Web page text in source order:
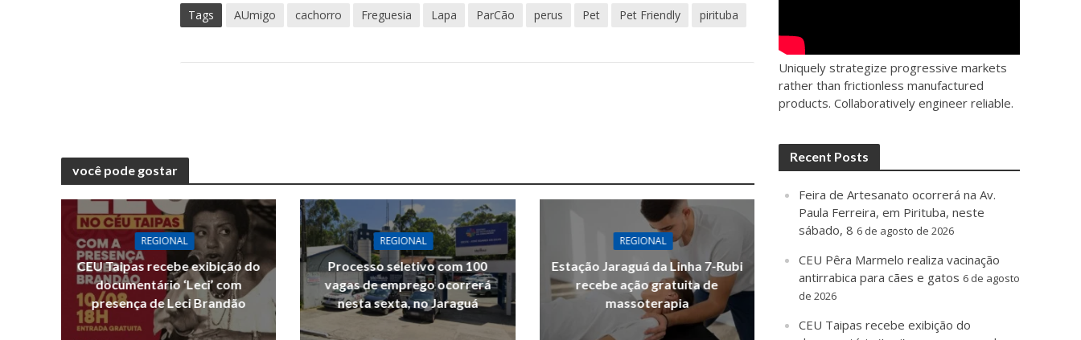
Tags AUmigo cachorro Freguesia Lapa ParCão perus Pet Pet Friendly pirituba
você pode gostar
REGIONAL
CEU Taipas recebe exibição do
documentário ‘Leci’ com
presença de Leci Brandão
REGIONAL
Processo seletivo com 100
vagas de emprego ocorrerá
nesta sexta, no Jaraguá
REGIONAL
Estação Jaraguá da Linha 7-Rubi
recebe ação gratuita de
massoterapia
Uniquely strategize progressive markets
rather than frictionless manufactured
products. Collaboratively engineer reliable.
Recent Posts
Feira de Artesanato ocorrerá na Av.
Paula Ferreira, em Pirituba, neste
sábado, 8 6 de agosto de 2026
CEU Pêra Marmelo realiza vacinação
antirrabica para cães e gatos 6 de agosto
de 2026
CEU Taipas recebe exibição do